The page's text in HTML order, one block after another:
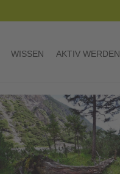
WISSEN AKTIV WERDEN